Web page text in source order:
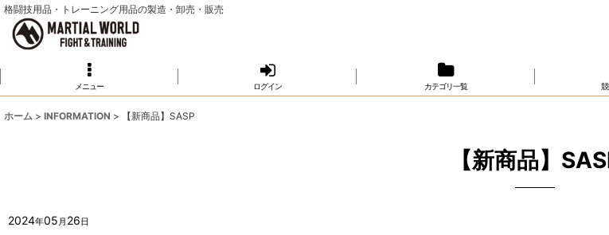
格闘技用品・トレーニング用品の製造・卸売・販売
メニュー ログイン カテゴリ一覧
ホーム > INFORMATION > 【新商品】SASP
【新商品】
2024年05 月 26日